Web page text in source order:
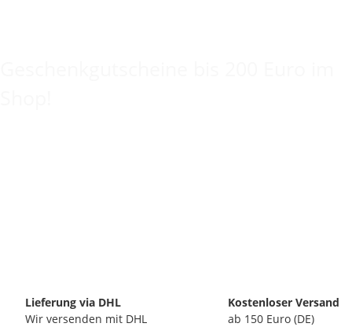
Lieferung via DHL
Wir versenden mit DHL
Kostenloser Versand
ab 150 Euro (DE)